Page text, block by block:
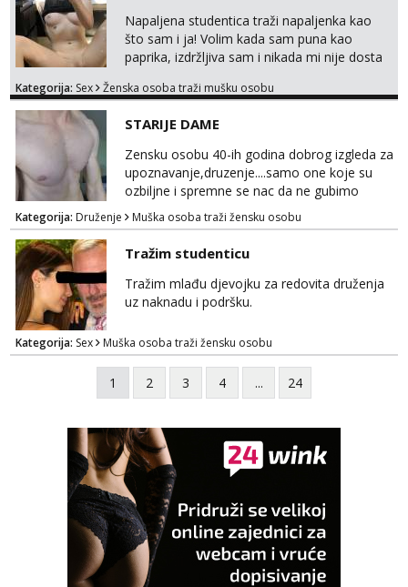
Napaljena studentica traži napaljenka kao
što sam i ja! Volim kada sam puna kao
paprika, izdržljiva sam i nikada mi nije dosta
bilo kad i bilo gdje zato se javi što prije da
tamo, cekam te!
Kategorija: Sex Ženska osoba traži mušku osobu
STARIJE DAME
Zensku osobu 40-ih godina dobrog izgleda za
upoznavanje,druzenje....samo one koje su
ozbiljne i spremne se nac da ne gubimo
vrijeme!
Kategorija: Druženje Muška osoba traži žensku osobu
Tražim studenticu
Tražim mlađu djevojku za redovita druženja
uz naknadu i podršku.
Kategorija: Sex Muška osoba traži žensku osobu
1 2 3 4 ... 24